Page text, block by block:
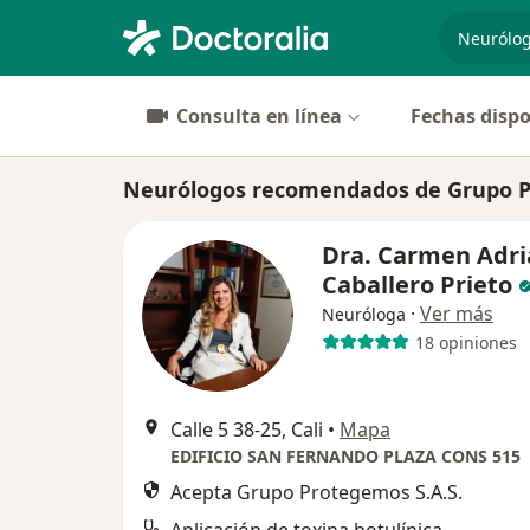
Consulta en línea Fechas
Neurólogos recomendados de Grupo
Dra. Carmen
Caballero Prieto
Neuróloga · Ver más
18 opiniones
Calle 5 38-25, Cali • Mapa
EDIFICIO SAN FERNANDO PLAZA CONS 515
Acepta Grupo Protegemos S.A.S.